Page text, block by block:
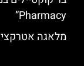
Pharmacy”
מלאגה